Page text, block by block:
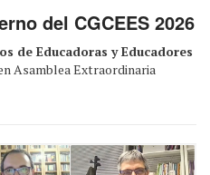
del CGCEES 2026
de Educadoras y Educadores
Asamblea Extraordinaria